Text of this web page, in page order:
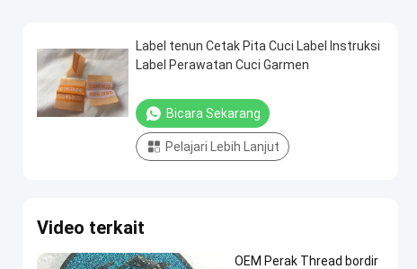
Label tenun Cetak Pita Cuci Label Instruksi
Label Perawatan Cuci Garmen
Bicara Sekarang
Pelajari Lebih Lanjut
Video terkait
OEM Perak Thread bordir